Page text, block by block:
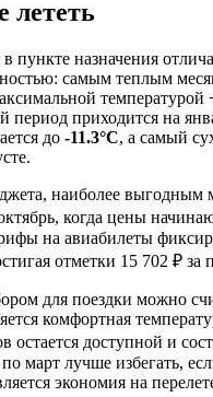
лететь
пункте назначения
самым теплым
температурой
период приходится на
до -11.3°C, а самый
наиболее выгодным
когда цены
на авиабилеты
отметки 15 702 ₽ за
для поездки можно
комфортная
остается доступной и
март лучше избегать,
экономия на